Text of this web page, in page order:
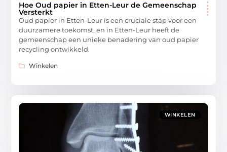
Hoe Oud papier in Etten-Leur de Gemeenschap
Versterkt
Oud papier in Etten-Leur is een cruciale stap voor een
duurzamere toekomst, en in Etten-Leur heeft de
gemeenschap een unieke benadering van oud papier
recycling ontwikkeld.
Winkelen
WINKELEN